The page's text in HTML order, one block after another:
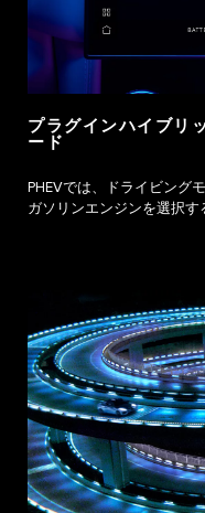
プラグインハイブリ
ード
PHEVでは、ドライビング
ガソリンエンジンを選択す